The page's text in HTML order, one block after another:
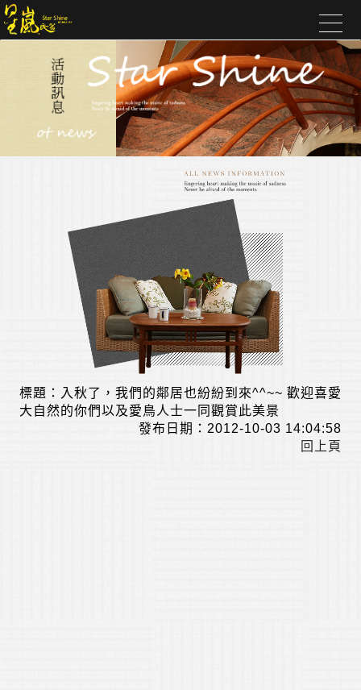
標題：入秋了，我們的鄰居也紛紛到來^^~~ 歡迎喜愛
大自然的你們以及愛鳥人士一同觀賞此美景
發布日期：2012-10-03 14:04:58
回上頁